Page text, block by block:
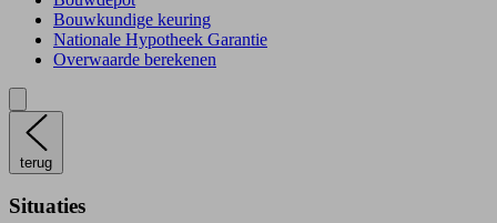
Bouwkundige keuring
Nationale Hypotheek Garantie
Overwaarde berekenen
terug
Situaties